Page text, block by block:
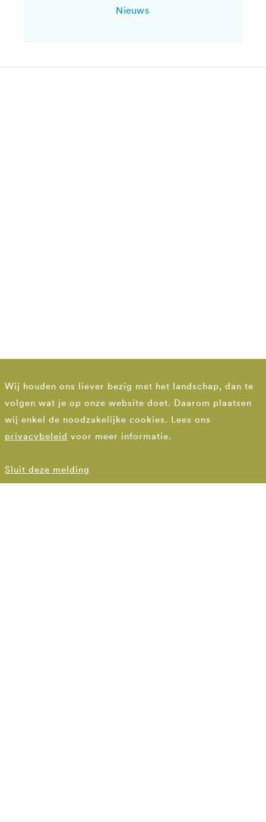
Nieuws
Wij houden ons liever bezig met het landschap, dan te
volgen wat je op onze website doet. Daarom plaatsen
wij enkel de noodzakelijke cookies. Lees ons
privacybeleid voor meer informatie.
Sluit deze melding